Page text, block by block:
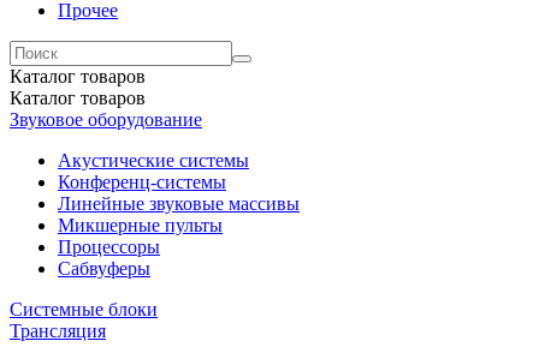
Прочее
Каталог товаров
Каталог товаров
Звуковое оборудование
Акустические системы
Конференц-системы
Линейные звуковые массивы
Микшерные пульты
Процессоры
Сабвуферы
Системные блоки
Трансляция